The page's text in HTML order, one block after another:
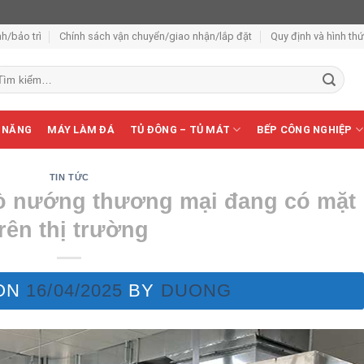
bảo trì Chính sách vận chuyển/giao nhận/lắp đặt Quy định và hình
MÁY LÀM ĐÁ TỦ ĐÔNG – TỦ MÁT BẾP CÔNG NGHIỆP
TIN TỨC
nướng thương mại đang có mặt
thị trường
16/04/2025 BY DUONG